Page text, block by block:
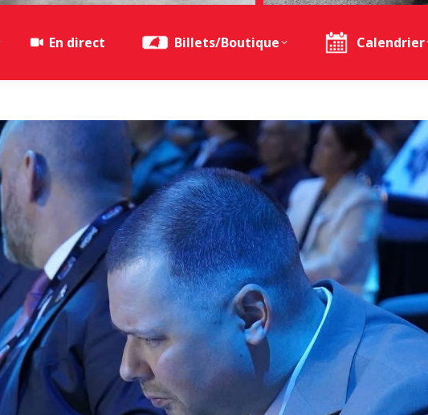
En direct Billets/Boutique Calendrier